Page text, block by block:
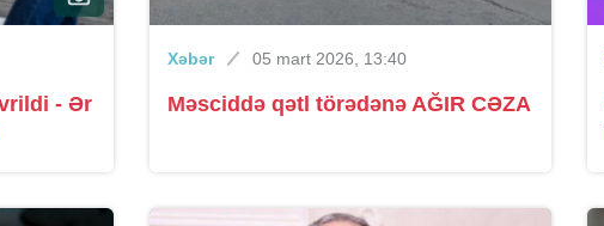
- Ər
Xəbər 05 mart 2026, 13:40
Məsciddə qətl törədənə AĞIR CƏZA